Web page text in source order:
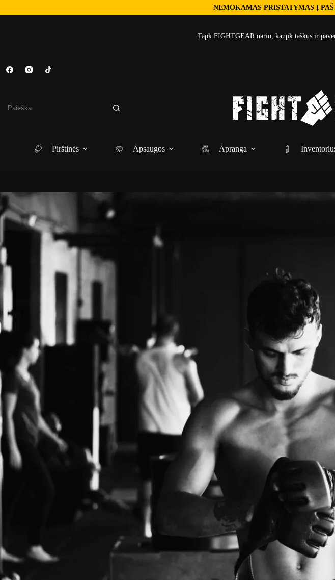
NEMOKAMAS PRISTATYMAS Į
Tapk FIGHTGEAR nariu, kaupk taškus ir
Pirštinės Apsaugos Apranga